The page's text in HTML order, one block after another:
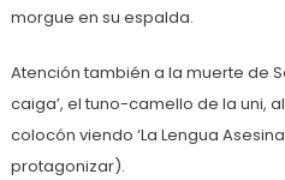
morgue en su espalda.
Atención también a la muerte de
caiga’, el tuno-camello de la uni,
colocón viendo ‘La Lengua
protagonizar).